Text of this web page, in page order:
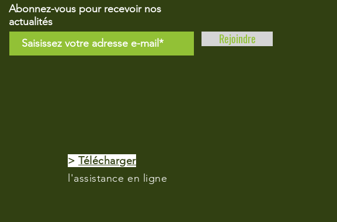
Abonnez-vous pour recevoir nos
actualités
Rejoindre
>Télécharger
l'assistance en ligne